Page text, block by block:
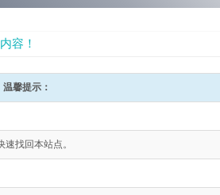
容！
温馨提示：
找回本站点。